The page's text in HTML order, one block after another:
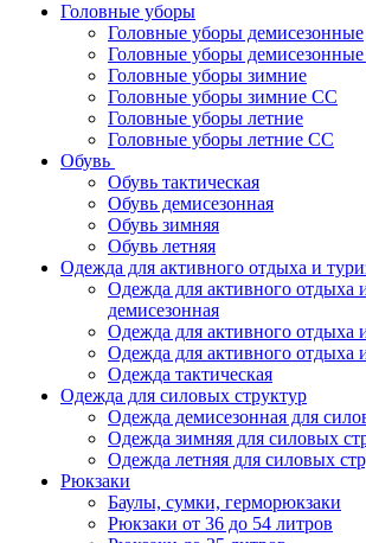
Головные уборы
Головные уборы демисезонные
Головные уборы
Головные уборы зимние
Головные уборы зимние СС
Головные уборы летние
Головные уборы летние СС
Обувь
Обувь тактическая
Обувь демисезонная
Обувь зимняя
Обувь летняя
Одежда для активного отдыха и
Одежда для активного отдыха
демисезонная
Одежда для активного отдыха
Одежда для активного отдыха
Одежда тактическая
Одежда для силовых структур
Одежда демисезонная для
Одежда зимняя для силовых
Одежда летняя для силовых
Рюкзаки
Баулы, сумки, герморюкзаки
Рюкзаки от 36 до 54 литров